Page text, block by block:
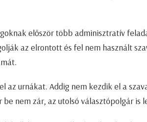
először több adminisztratív
az elrontott és fel nem használt
az urnákat. Addig nem kezdik el a
nem zár, az utolsó választópolgár is